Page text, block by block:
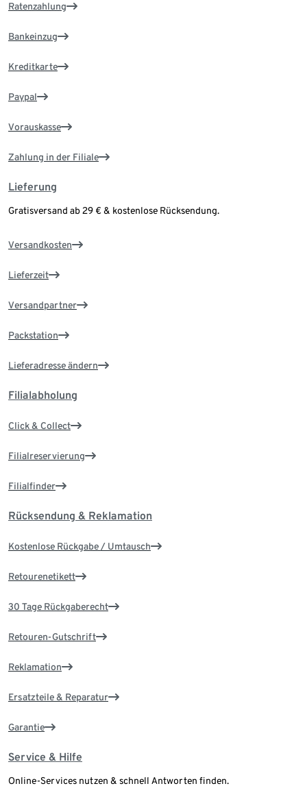
Ratenzahlung
Bankeinzug
Kreditkarte
Paypal
Vorauskasse
Zahlung in der Filiale
Lieferung
Gratisversand ab 29 € & kostenlose Rücksendung.
Versandkosten
Lieferzeit
Versandpartner
Packstation
Lieferadresse ändern
Filialabholung
Click & Collect
Filialreservierung
Filialfinder
Rücksendung & Reklamation
Kostenlose Rückgabe / Umtausch
Retourenetikett
30 Tage Rückgaberecht
Retouren-Gutschrift
Reklamation
Ersatzteile & Reparatur
Garantie
Service & Hilfe
Online-Services nutzen & schnell Antworten finden.